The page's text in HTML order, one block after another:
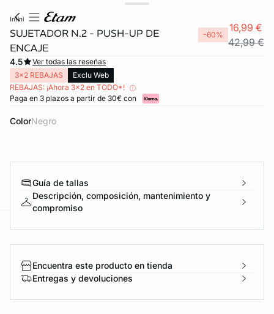
infini
SUJETADOR N.2 - PUSH-UP DE
ENCAJE
-60%
16,99 €
42,99 €
4.5
Ver todas las reseñas
3x2 REBAJAS
Exclu Web
REBAJAS: ¡Ahora 3x2 en TODO*!
Paga en 3 plazos a partir de 30€ con
Color negro
Guía de tallas
Descripción, composición, mantenimiento y
compromiso
Encuentra este producto en tienda
Entregas y devoluciones